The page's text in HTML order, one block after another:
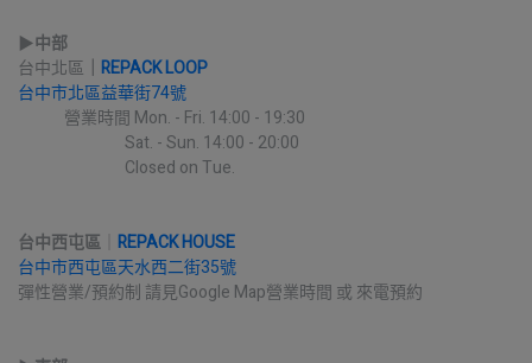
▶︎中部
台中北區
REPACK LOOP
台中市北區益華街74號
營業時間 Mon. - Fri. 14:00 - 19:30
Sat. - Sun. 14:00 - 20:00
Closed on Tue.
台中西屯區
REPACK HOUSE
台中市西屯區天水西二街35號
彈性營業/預約制 請見Google Map營業時間 或 來電預約